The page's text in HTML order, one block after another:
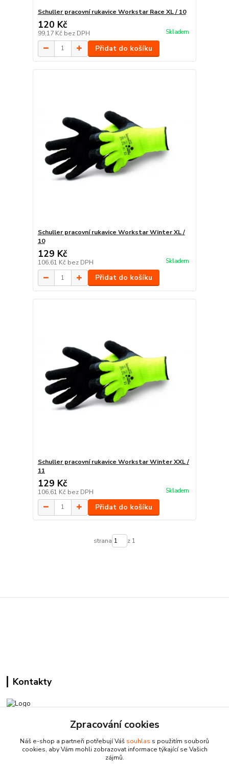
Schuller pracovní rukavice Workstar Race XL / 10
120 Kč
99,17 Kč bez DPH Skladem
Přidat do košíku
Schuller pracovní rukavice Workstar Winter XL /
10
129 Kč
106,61 Kč bez DPH Skladem
Přidat do košíku
Schuller pracovní rukavice Workstar Winter XXL /
11
129 Kč
106,61 Kč bez DPH Skladem
Přidat do košíku
strana z 1
Kontakty
Pracovní doba:
+420 224 818 812
Po-Pá: 8:00-18:00 hod.
Zpracování cookies
Náš e-shop a partneři potřebují Váš souhlas s použitím souborů
cookies, aby Vám mohli zobrazovat informace týkající se Vašich
zájmů.